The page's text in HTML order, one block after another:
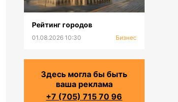
Рейтинг городов
01.08.2026 10:30 Бизнес
Здесь могла бы быть
ваша реклама
+7 (705) 715 70 96